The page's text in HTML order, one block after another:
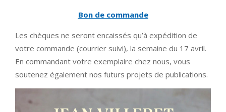
Bon de commande
Les chèques ne seront encaissés qu’à expédition de
votre commande (courrier suivi), la semaine du 17 avril.
En commandant votre exemplaire chez nous, vous
soutenez également nos futurs projets de publications.